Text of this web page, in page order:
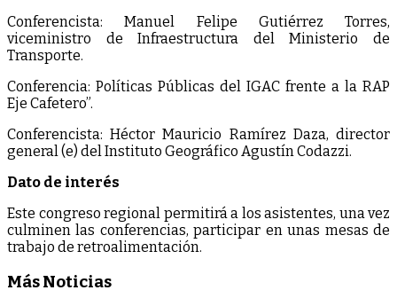
Conferencista: Manuel Felipe Gutiérrez Torres,
viceministro de Infraestructura del Ministerio de
Transporte.
Conferencia: Políticas Públicas del IGAC frente a la RAP
Eje Cafetero”.
Conferencista: Héctor Mauricio Ramírez Daza, director
general (e) del Instituto Geográfico Agustín Codazzi.
Dato de interés
Este congreso regional permitirá a los asistentes, una vez
culminen las conferencias, participar en unas mesas de
trabajo de retroalimentación.
Más Noticias